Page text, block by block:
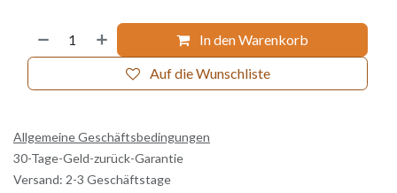
In den Warenkorb
Auf die Wunschliste
Allgemeine Geschäftsbedingungen
30-Tage-Geld-zurück-Garantie
Versand: 2-3 Geschäftstage